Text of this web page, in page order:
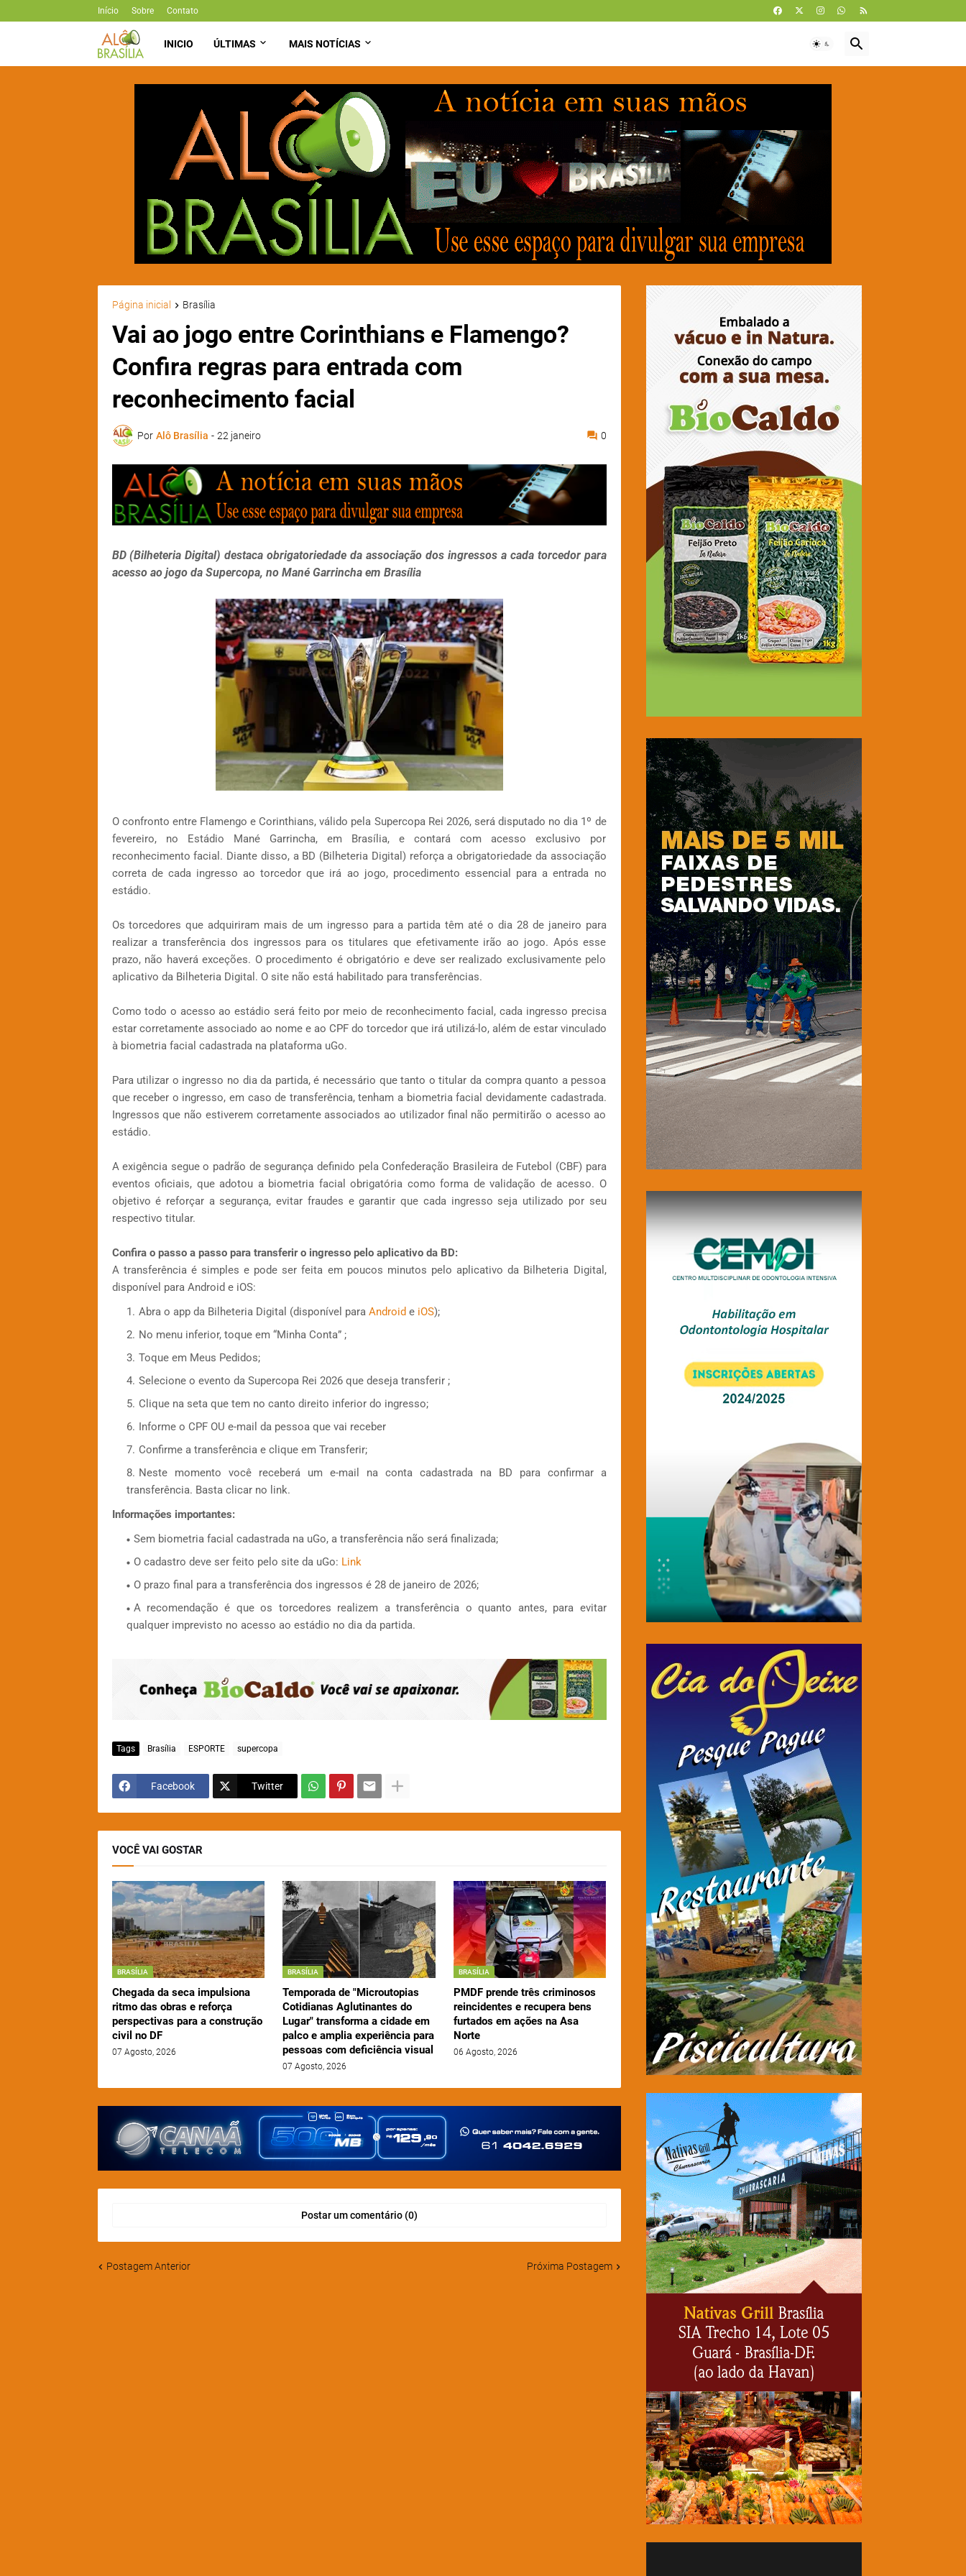
Início Sobre Contato
INICIO ÚLTIMAS MAIS NOTÍCIAS
Página inicial Brasília
Vai ao jogo entre Corinthians e Flamengo?
Confira regras para entrada com
reconhecimento facial
Por Alô Brasília - 22 janeiro 0
BD (Bilheteria Digital) destaca obrigatoriedade da associação dos ingressos a cada torcedor para
acesso ao jogo da Supercopa, no Mané Garrincha em Brasília
O confronto entre Flamengo e Corinthians, válido pela Supercopa Rei 2026, será disputado no dia 1º de
fevereiro, no Estádio Mané Garrincha, em Brasília, e contará com acesso exclusivo por
reconhecimento facial. Diante disso, a BD (Bilheteria Digital) reforça a obrigatoriedade da associação
correta de cada ingresso ao torcedor que irá ao jogo, procedimento essencial para a entrada no
estádio.
Os torcedores que adquiriram mais de um ingresso para a partida têm até o dia 28 de janeiro para
realizar a transferência dos ingressos para os titulares que efetivamente irão ao jogo. Após esse
prazo, não haverá exceções. O procedimento é obrigatório e deve ser realizado exclusivamente pelo
aplicativo da Bilheteria Digital. O site não está habilitado para transferências.
Como todo o acesso ao estádio será feito por meio de reconhecimento facial, cada ingresso precisa
estar corretamente associado ao nome e ao CPF do torcedor que irá utilizá-lo, além de estar vinculado
à biometria facial cadastrada na plataforma uGo.
Para utilizar o ingresso no dia da partida, é necessário que tanto o titular da compra quanto a pessoa
que receber o ingresso, em caso de transferência, tenham a biometria facial devidamente cadastrada.
Ingressos que não estiverem corretamente associados ao utilizador final não permitirão o acesso ao
estádio.
A exigência segue o padrão de segurança definido pela Confederação Brasileira de Futebol (CBF) para
eventos oficiais, que adotou a biometria facial obrigatória como forma de validação de acesso. O
objetivo é reforçar a segurança, evitar fraudes e garantir que cada ingresso seja utilizado por seu
respectivo titular.
Confira o passo a passo para transferir o ingresso pelo aplicativo da BD:
A transferência é simples e pode ser feita em poucos minutos pelo aplicativo da Bilheteria Digital,
disponível para Android e iOS:
Abra o app da Bilheteria Digital (disponível para Android e iOS);
No menu inferior, toque em “Minha Conta” ;
Toque em Meus Pedidos;
Selecione o evento da Supercopa Rei 2026 que deseja transferir ;
Clique na seta que tem no canto direito inferior do ingresso;
Informe o CPF OU e-mail da pessoa que vai receber
Confirme a transferência e clique em Transferir;
Neste momento você receberá um e-mail na conta cadastrada na BD para confirmar a
transferência. Basta clicar no link.
Informações importantes:
Sem biometria facial cadastrada na uGo, a transferência não será finalizada;
O cadastro deve ser feito pelo site da uGo: Link
O prazo final para a transferência dos ingressos é 28 de janeiro de 2026;
A recomendação é que os torcedores realizem a transferência o quanto antes, para evitar
qualquer imprevisto no acesso ao estádio no dia da partida.
Tags Brasília ESPORTE supercopa
Facebook Twitter
VOCÊ VAI GOSTAR
BRASÍLIA
Chegada da seca impulsiona
ritmo das obras e reforça
perspectivas para a construção
civil no DF
07 Agosto, 2026
BRASÍLIA
Temporada de "Microutopias
Cotidianas Aglutinantes do
Lugar" transforma a cidade em
palco e amplia experiência para
pessoas com deficiência visual
07 Agosto, 2026
BRASÍLIA
PMDF prende três criminosos
reincidentes e recupera bens
furtados em ações na Asa
Norte
06 Agosto, 2026
Postar um comentário (0)
Postagem Anterior Próxima Postagem